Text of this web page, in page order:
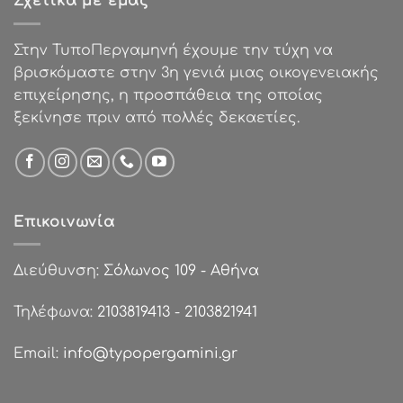
Στην ΤυποΠεργαμηνή έχουμε την τύχη να
βρισκόμαστε στην 3η γενιά μιας οικογενειακής
επιχείρησης, η προσπάθεια της οποίας
ξεκίνησε πριν από πολλές δεκαετίες.
Επικοινωνία
Διεύθυνση: Σόλωνος 109 - Αθήνα
Τηλέφωνα: 2103819413 - 2103821941
Email: info@typopergamini.gr